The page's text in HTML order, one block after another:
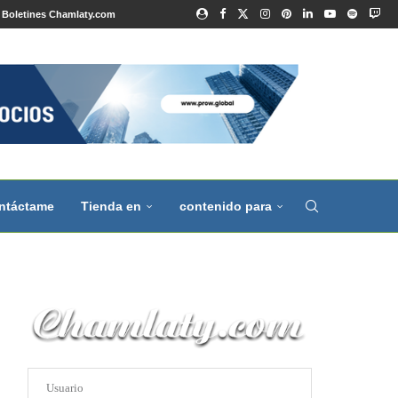
Boletines Chamlaty.com
Tienda en contenido para